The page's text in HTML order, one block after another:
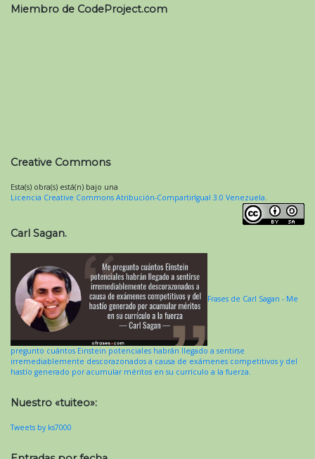
Miembro de CodeProject.com
Creative Commons
Esta(s) obra(s) está(n) bajo una
Licencia Creative Commons Atribución-CompartirIgual 3.0 Venezuela.
Carl Sagan.
Frases de Carl Sagan - Me
pregunto cuántos Einstein potenciales habrán llegado a sentirse
irremediablemente descorazonados a causa de exámenes competitivos y del
hastío generado por acumular méritos en su currículo a la fuerza.
Nuestro «tuiteo»:
Tweets by ks7000